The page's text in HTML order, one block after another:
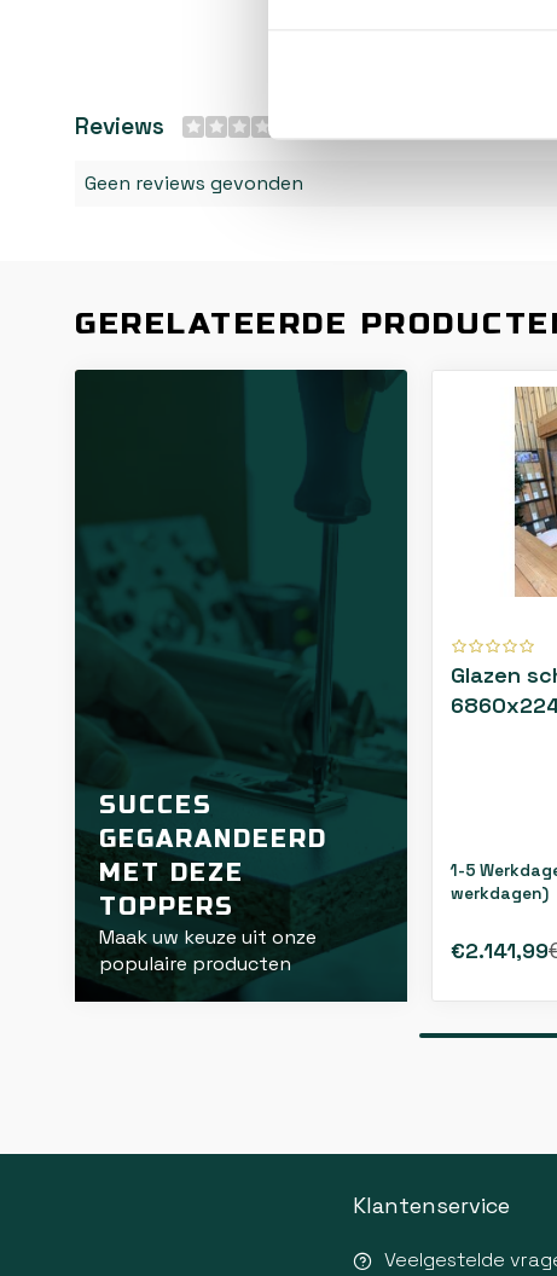
Reviews
Geen reviews gevonden
GERELATEERDE
SUCCES
GEGARANDEERD
MET DEZE
TOPPERS
Maak uw keuze uit onze
populaire producten
Glazen
1-5
werkdagen)
€2.141,99
Klantenservice
Veelgestelde